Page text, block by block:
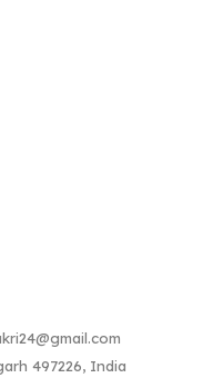
497226, India